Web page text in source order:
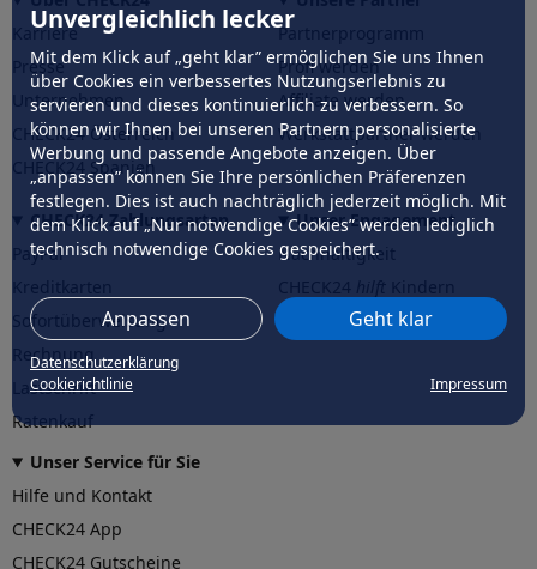
Unvergleichlich lecker
Mit dem Klick auf „geht klar” ermöglichen Sie uns Ihnen
über Cookies ein verbessertes Nutzungserlebnis zu
servieren und dieses kontinuierlich zu verbessern. So
können wir Ihnen bei unseren Partnern personalisierte
Werbung und passende Angebote anzeigen. Über
„anpassen” können Sie Ihre persönlichen Präferenzen
festlegen. Dies ist auch nachträglich jederzeit möglich. Mit
dem Klick auf „Nur notwendige Cookies” werden lediglich
technisch notwendige Cookies gespeichert.
Anpassen Geht klar
Datenschutzerklärung
Cookierichtlinie
Impressum
Karriere
Presse
Unternehmen
CHECK24 Österreich
CHECK24 Spanien
Partnerprogramm
Profi werden
Affiliate werden
Werkstattpartner werden
CHECK24 Zahlungsarten
PayPal
Sofortüberweisung
Rechnung
Lastschrift
Ratenkauf
Unser Engagement
Nachhaltigkeit
CHECK24hilftder Natur
Unser Service für Sie
Hilfe und Kontakt
CHECK24 App
CHECK24 Gutscheine